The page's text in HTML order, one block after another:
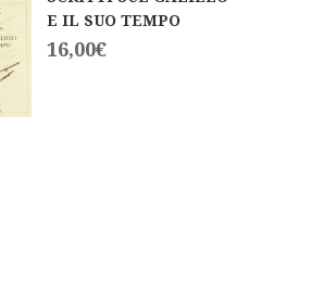
E IL SUO TEMPO
16,00€